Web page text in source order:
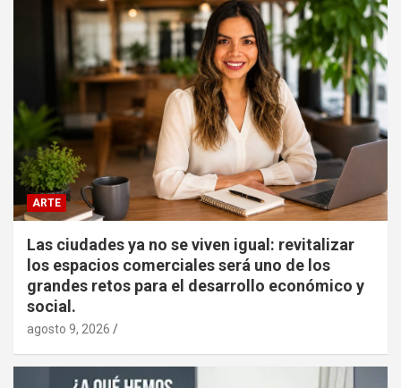
ARTE
Las ciudades ya no se viven igual: revitalizar
los espacios comerciales será uno de los
grandes retos para el desarrollo económico y
social.
agosto 9, 2026